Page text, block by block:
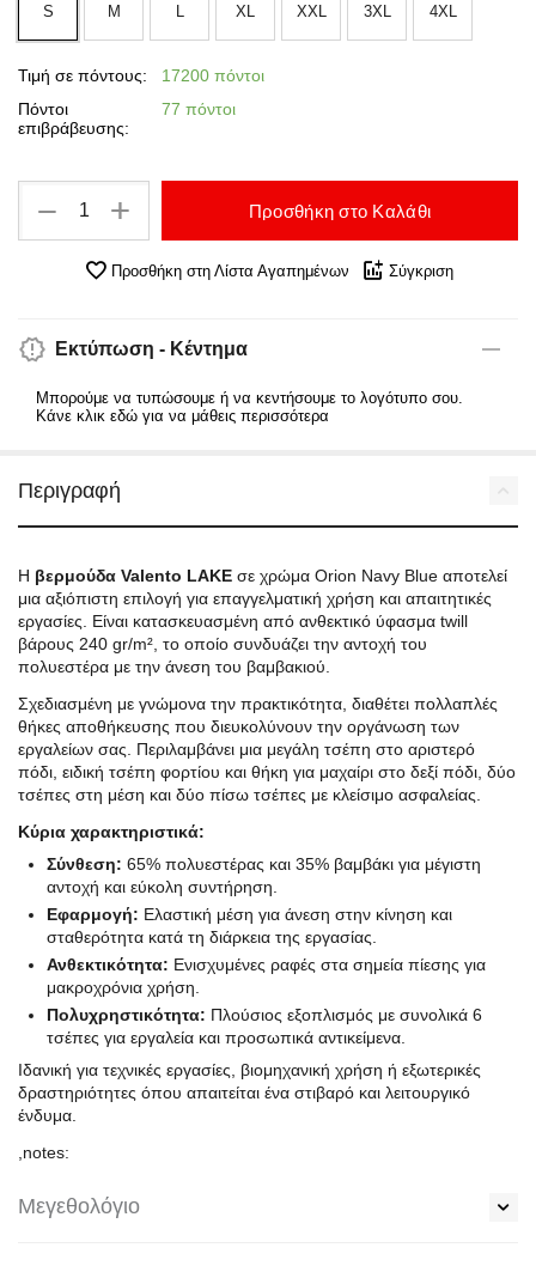
S M L XL XXL 3XL 4XL
Τιμή σε πόντους:
17200 πόντοι
Πόντοι
επιβράβευσης:
77 πόντοι
+
− Προσθήκη στο Καλάθι
Προσθήκη στη Λίστα Αγαπημένων Σύγκριση
Εκτύπωση - Κέντημα
Μπορούμε να τυπώσουμε ή να κεντήσουμε το λογότυπο σου.
Κάνε κλικ εδώ για να μάθεις περισσότερα
Περιγραφή
Η βερμούδα Valento LAKE σε χρώμα Orion Navy Blue αποτελεί
μια αξιόπιστη επιλογή για επαγγελματική χρήση και απαιτητικές
εργασίες. Είναι κατασκευασμένη από ανθεκτικό ύφασμα twill
βάρους 240 gr/m², το οποίο συνδυάζει την αντοχή του
πολυεστέρα με την άνεση του βαμβακιού.
Σχεδιασμένη με γνώμονα την πρακτικότητα, διαθέτει πολλαπλές
θήκες αποθήκευσης που διευκολύνουν την οργάνωση των
εργαλείων σας. Περιλαμβάνει μια μεγάλη τσέπη στο αριστερό
πόδι, ειδική τσέπη φορτίου και θήκη για μαχαίρι στο δεξί πόδι, δύο
τσέπες στη μέση και δύο πίσω τσέπες με κλείσιμο ασφαλείας.
Κύρια χαρακτηριστικά:
Σύνθεση: 65% πολυεστέρας και 35% βαμβάκι για μέγιστη
αντοχή και εύκολη συντήρηση.
Εφαρμογή: Ελαστική μέση για άνεση στην κίνηση και
σταθερότητα κατά τη διάρκεια της εργασίας.
Ανθεκτικότητα: Ενισχυμένες ραφές στα σημεία πίεσης για
μακροχρόνια χρήση.
Πολυχρηστικότητα: Πλούσιος εξοπλισμός με συνολικά 6
τσέπες για εργαλεία και προσωπικά αντικείμενα.
Ιδανική για τεχνικές εργασίες, βιομηχανική χρήση ή εξωτερικές
δραστηριότητες όπου απαιτείται ένα στιβαρό και λειτουργικό
ένδυμα.
,notes:
Μεγεθολόγιο